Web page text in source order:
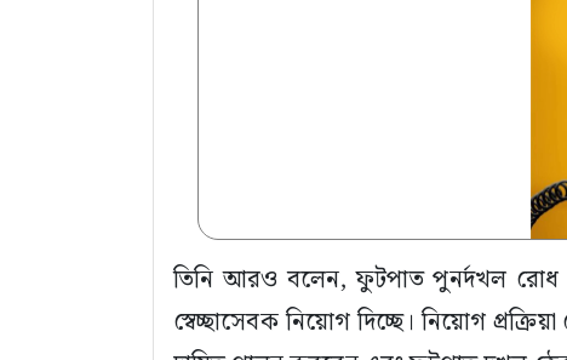
তিনি আরও বলেন, ফুটপাত পুনর্দখল রোধ
স্বেচ্ছাসেবক নিয়োগ দিচ্ছে। নিয়োগ